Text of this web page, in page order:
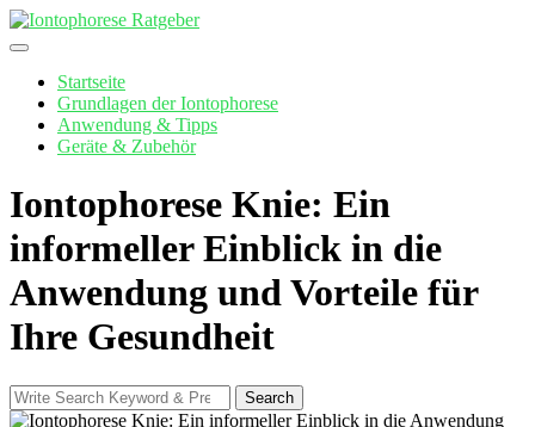
Skip
to
Startseite
Grundlagen der Iontophorese
Anwendung & Tipps
Geräte & Zubehör
Iontophorese Knie: Ein
informeller Einblick in die
Anwendung und Vorteile für
Ihre Gesundheit
Search
for:
Search